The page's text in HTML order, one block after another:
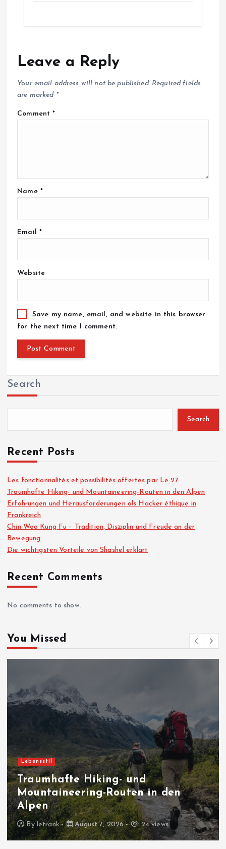
Leave a Reply
Your email address will not be published. Required fields
are marked *
Comment*
Name *
Email *
Website
Save my name, email, and website in this browser
for the next time I comment.
Search
Search
Recent Posts
Les fonctionnalités et possibilités offertes par Le 27
Traumhafte Hiking- und Mountaineering-Routen in den Alpen
Erfahrungen und Herausforderungen als Hacker éthique in
Frankreich
Chin Woo Kung Fu – Tradition, Disziplin und Freude an der
Bewegung
Die wichtigsten Vorteile von Shashel erklärt
Recent Comments
No comments to show.
You Missed
und
Routen in den
2026 24 views
Blogs
Erfahrungen
éthique in
Byletrank August